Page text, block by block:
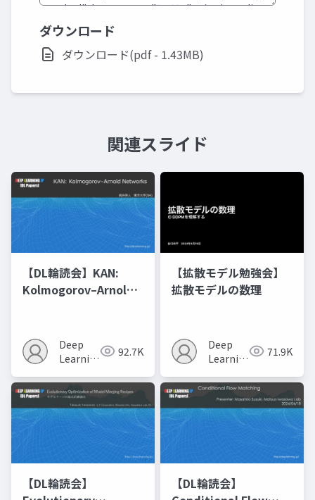
ダウンロード
ダウンロード(pdf - 1.43MB)
関連スライド
【DL輪読会】KAN:
Kolmogorov–Arnold
Deep
Learning
92.7K
【拡散モデル勉強会】
拡散モデルの数理
Deep
Learning
71.9K
【DL輪読会】
【DL輪読会】